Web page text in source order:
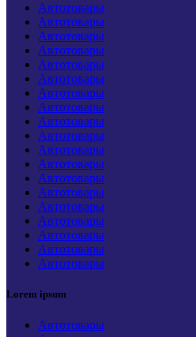
Автотовары
Автотовары
Автотовары
Автотовары
Автотовары
Автотовары
Автотовары
Автотовары
Автотовары
Автотовары
Автотовары
Автотовары
Автотовары
Автотовары
Автотовары
Автотовары
Автотовары
Автотовары
Автотовары
Lorem ipsum
Автотовары